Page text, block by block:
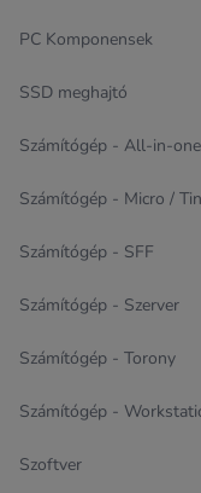
PC Komponensek
SSD meghajtó
Számítógép - All-in-one
Számítógép - Micro /
Számítógép - SFF
Számítógép - Szerver
Számítógép - Torony
Számítógép -
Szoftver